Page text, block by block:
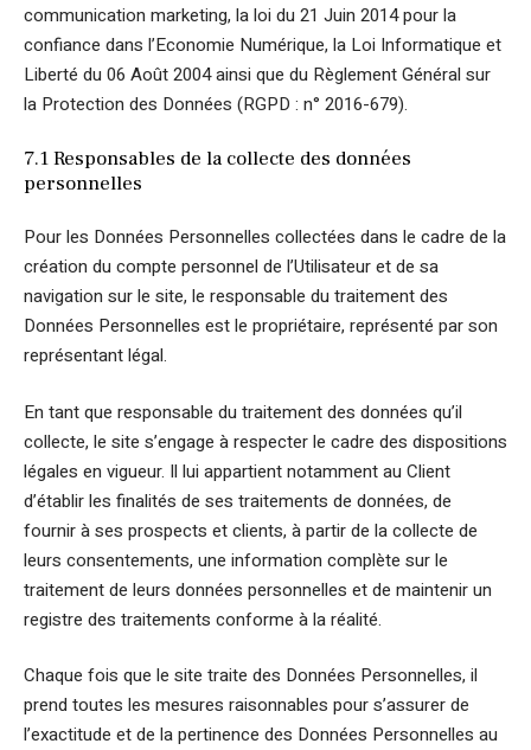
communication marketing, la loi du 21 Juin 2014 pour la
confiance dans l’Economie Numérique, la Loi Informatique et
Liberté du 06 Août 2004 ainsi que du Règlement Général sur
la Protection des Données (RGPD : n° 2016-679).
7.1 Responsables de la collecte des données
personnelles
Pour les Données Personnelles collectées dans le cadre de la
création du compte personnel de l’Utilisateur et de sa
navigation sur le site, le responsable du traitement des
Données Personnelles est le propriétaire, représenté par son
représentant légal.
En tant que responsable du traitement des données qu’il
collecte, le site s’engage à respecter le cadre des dispositions
légales en vigueur. Il lui appartient notamment au Client
d’établir les finalités de ses traitements de données, de
fournir à ses prospects et clients, à partir de la collecte de
leurs consentements, une information complète sur le
traitement de leurs données personnelles et de maintenir un
registre des traitements conforme à la réalité.
Chaque fois que le site traite des Données Personnelles, il
prend toutes les mesures raisonnables pour s’assurer de
l’exactitude et de la pertinence des Données Personnelles au